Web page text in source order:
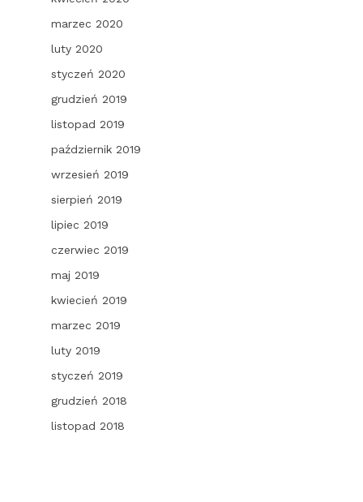
marzec 2020
luty 2020
styczeń 2020
grudzień 2019
listopad 2019
październik 2019
wrzesień 2019
sierpień 2019
lipiec 2019
czerwiec 2019
maj 2019
kwiecień 2019
marzec 2019
luty 2019
styczeń 2019
grudzień 2018
listopad 2018